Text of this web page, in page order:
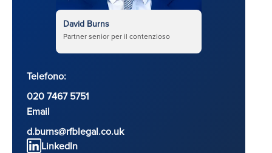
David Burns
Partner senior per il contenzioso
Telefono:
020 7467 5751
Email
d.burns@rfblegal.co.uk
LinkedIn